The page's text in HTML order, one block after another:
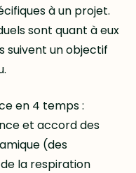
à un projet.
sont quant à eux
suivent un objectif
en 4 temps :
et accord des
(des
la respiration